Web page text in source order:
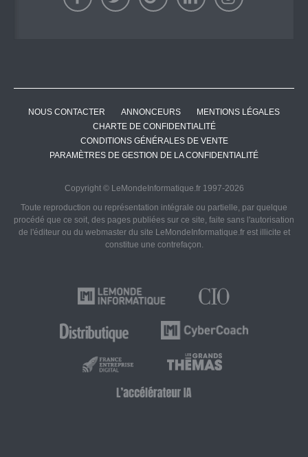
NOUS CONTACTER ANNONCEURS
MENTIONS LÉGALES
CHARTE DE CONFIDENTIALITÉ
CONDITIONS GÉNÉRALES DE VENTE
PARAMÈTRES DE GESTION DE LA CONFIDENTIALITÉ
Copyright © LeMondeInformatique.fr 1997-2026
Toute reproduction ou représentation intégrale ou partielle, par quelque
procédé que ce soit, des pages publiées sur ce site, faite sans l'autorisation
de l'éditeur ou du webmaster du site LeMondeInformatique.fr est illicite et
constitue une contrefaçon.